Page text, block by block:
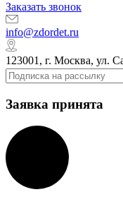
Заказать звонок
info@zdordet.ru
123001, г. Москва, ул.
Заявка принята